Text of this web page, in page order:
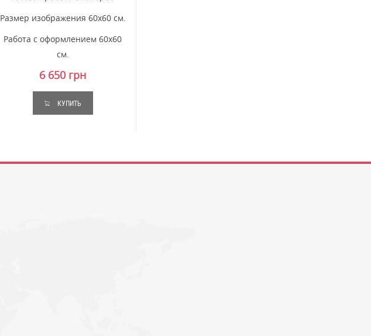
Размер изображения 60х60 см.
Работа с оформлением 60х60
см.
6 650 грн
КУПИТЬ